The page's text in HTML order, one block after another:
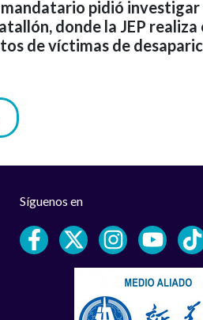
pidió
donde la JEP
de víctimas de
Síguenos en